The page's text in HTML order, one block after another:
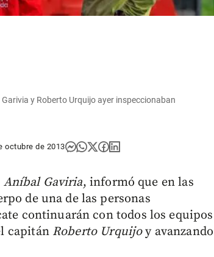
y Roberto Urquijo ayer inspeccionaban
octubre de 2013
Aníbal Gaviria, informó que en las
de una de las personas
continuarán con todos los equipos
capitán Roberto Urquijoy avanzando